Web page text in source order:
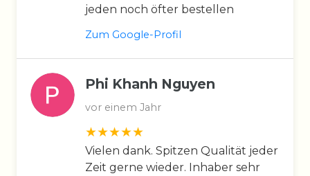
jeden noch öfter bestellen
Zum Google-Profil
Phi Khanh Nguyen
vor einem Jahr
Vielen dank. Spitzen Qualität jeder
Zeit gerne wieder. Inhaber sehr